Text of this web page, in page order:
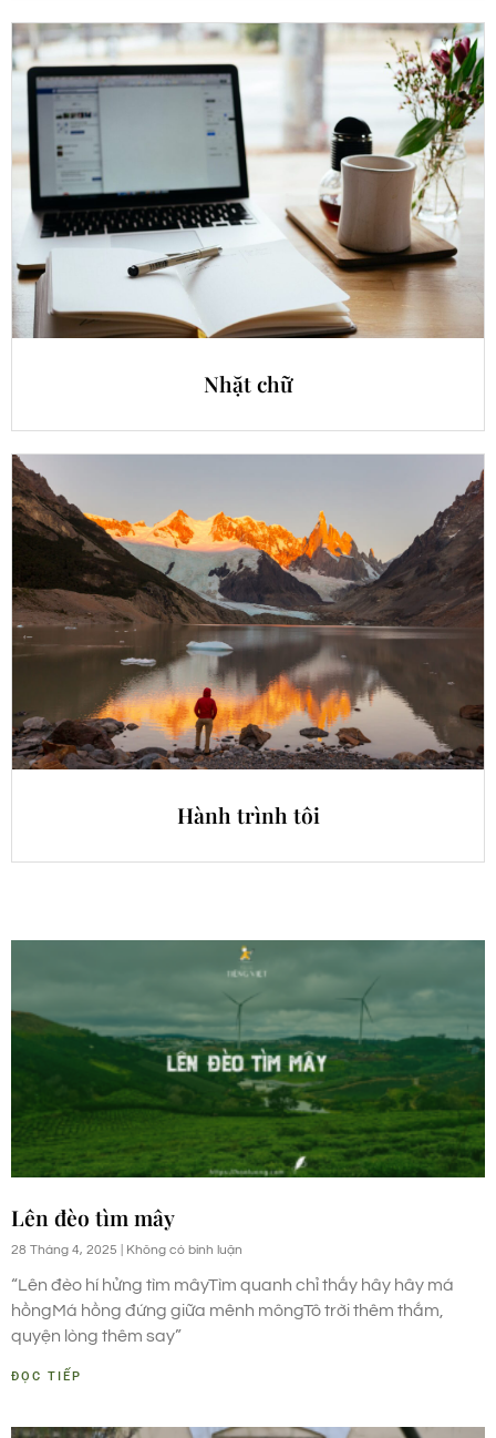
Nhặt chữ
Hành trình tôi
Lên đèo tìm mây
28 Tháng 4, 2025 Không có bình luận
“Lên đèo hí hửng tìm mâyTìm quanh chỉ thấy hây hây má
hồngMá hồng đứng giữa mênh môngTô trời thêm thắm,
quyện lòng thêm say”
ĐỌC TIẾP